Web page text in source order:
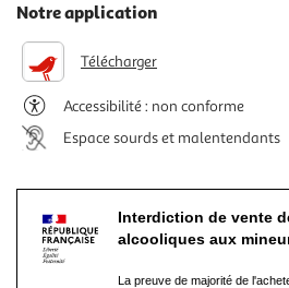
Notre application
Télécharger
Accessibilité : non conforme
Espace sourds et malentendants
Interdiction de vente
alcooliques aux
La preuve de majorité de